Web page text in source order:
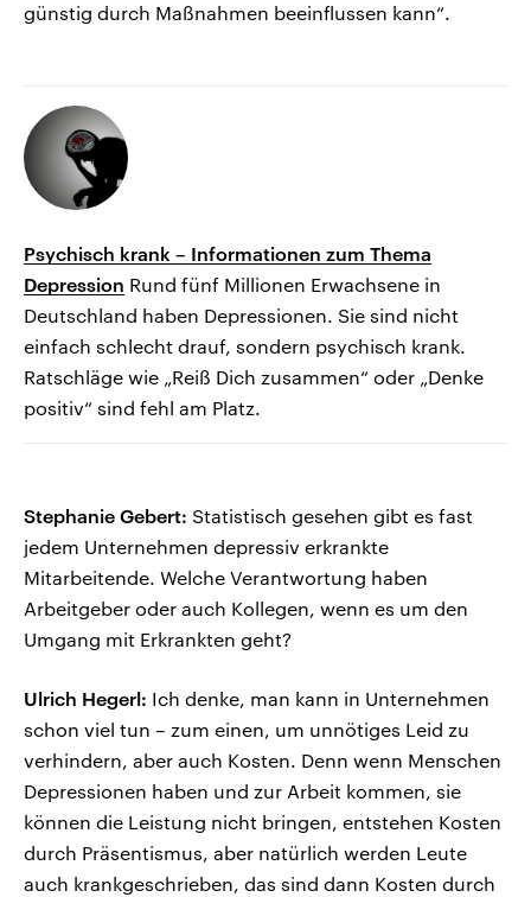
günstig durch Maßnahmen beeinflussen kann“.
Psychisch krank – Informationen zum Thema
Depression Rund fünf Millionen Erwachsene in
Deutschland haben Depressionen. Sie sind nicht
einfach schlecht drauf, sondern psychisch krank.
Ratschläge wie „Reiß Dich zusammen“ oder „Denke
positiv“ sind fehl am Platz.
Stephanie Gebert: Statistisch gesehen gibt es fast
jedem Unternehmen depressiv erkrankte
Mitarbeitende. Welche Verantwortung haben
Arbeitgeber oder auch Kollegen, wenn es um den
Umgang mit Erkrankten geht?
Ulrich Hegerl: Ich denke, man kann in Unternehmen
schon viel tun – zum einen, um unnötiges Leid zu
verhindern, aber auch Kosten. Denn wenn Menschen
Depressionen haben und zur Arbeit kommen, sie
können die Leistung nicht bringen, entstehen Kosten
durch Präsentismus, aber natürlich werden Leute
auch krankgeschrieben, das sind dann Kosten durch